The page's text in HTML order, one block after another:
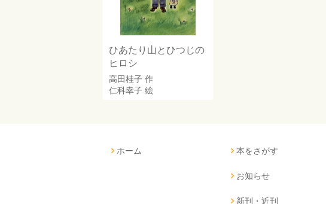
ひあたり山とひつじの
ヒロシ
高田桂子 作
仁科幸子 絵
ホーム 本をさがす
お知らせ
新刊・近刊